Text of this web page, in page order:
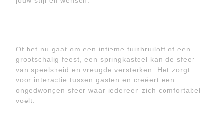
Of het nu gaat om een intieme tuinbruiloft of een
grootschalig feest, een springkasteel kan de sfeer
van speelsheid en vreugde versterken. Het zorgt
voor interactie tussen gasten en creëert een
ongedwongen sfeer waar iedereen zich comfortabel
voelt.